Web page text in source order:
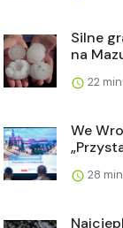
Silne
na
22
We
28